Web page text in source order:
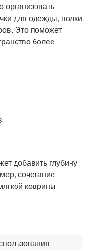
организовать
для одежды, полки
Это поможет
более
добавить глубину
сочетание
коврины